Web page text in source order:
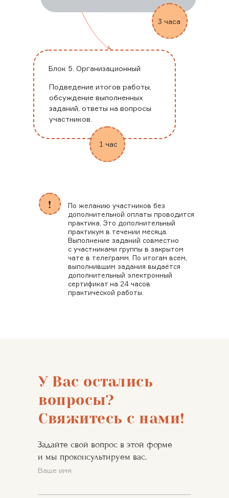
3 часа
Подведение итогов работы,
обсуждение выполненных
заданий, ответы на вопросы
участников.
Блок 5. Организационный
1 час
По желанию участников без
дополнительной оплаты проводится
практика. Это дополнительный
практикум в течении месяца.
Выполнение заданий совместно
с участниками группы в закрытом
чате в телеграмм. По итогам всем,
выполнившим задания выдаётся
дополнительный электронный
сертификат на 24 часов
практической работы.
!
Прояснение целей и задач.
работы.
Блок 1. Организационный
У Вас остались
вопросы?
Свяжитесь с нами!
Задайте свой вопрос в этой форме
и мы проконсультируем вас.
Ваше имя